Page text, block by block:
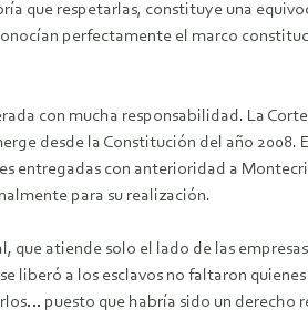
que respetarlas, constituye una
perfectamente el marco
con mucha responsabilidad. La
desde la Constitución del año
entregadas con anterioridad a
para su realización.
atiende solo el lado de las
liberó a los esclavos no faltaron
puesto que habría sido un